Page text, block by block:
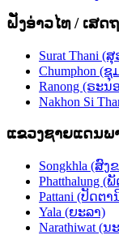
ຝັ່ງອ່າວໄທ / ເສດ
Surat Thani (
Chumphon (
Ranong (ຣະນ
Nakhon Si
ແຂວງຊາຍແດນພ
Songkhla (ສົງ
Phatthalung (
Pattani (ປັດຕາ
Yala (ຍະລາ)
Narathiwat (